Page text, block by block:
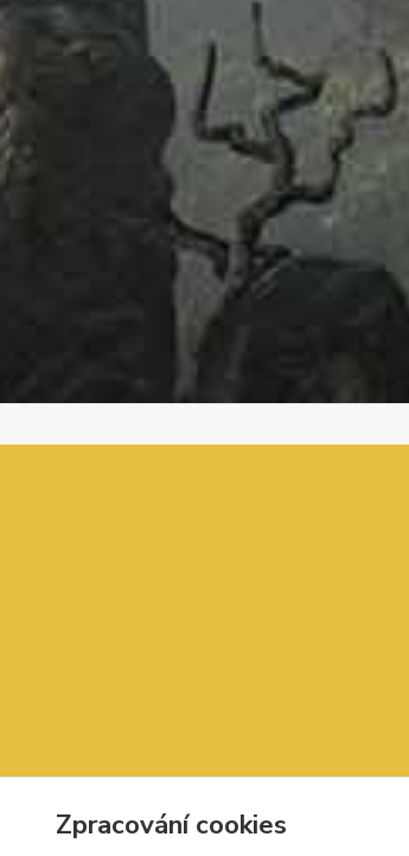
Zpracování cookies